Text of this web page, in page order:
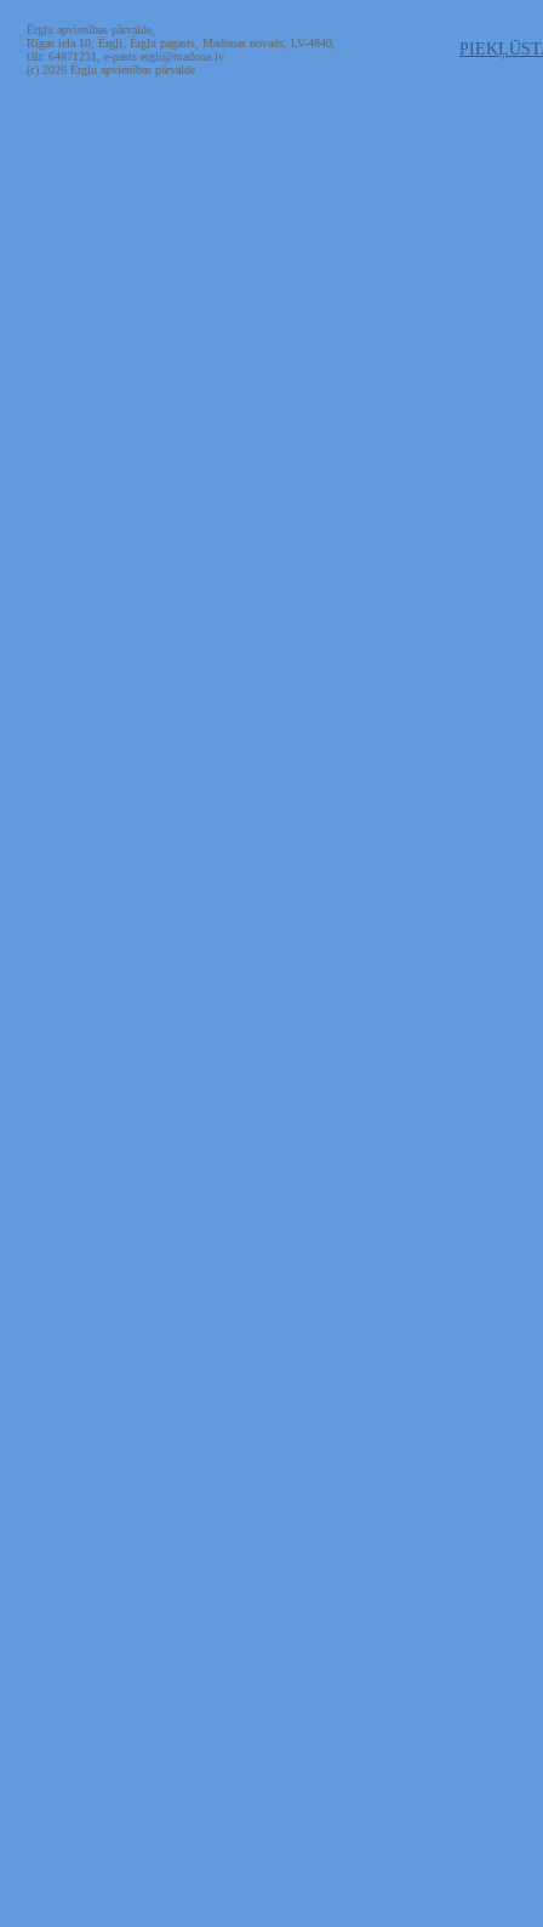
Ērgļu apvienības pārvalde,
Rīgas iela 10, Ērgļi, Ērgļu pagasts, Madonas novads, LV-4840,
tālr. 64871231, e-pasts ergli@madona.lv
(c) 2026 Ērgļu apvienības pārvalde